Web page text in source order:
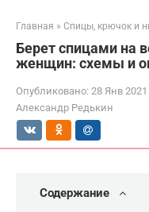
Главная » Спицы, крючок и
Берет спицами на
женщин: схемы и
Опубликовано: 28 Янв 2021
Александр Редькин
Содержание